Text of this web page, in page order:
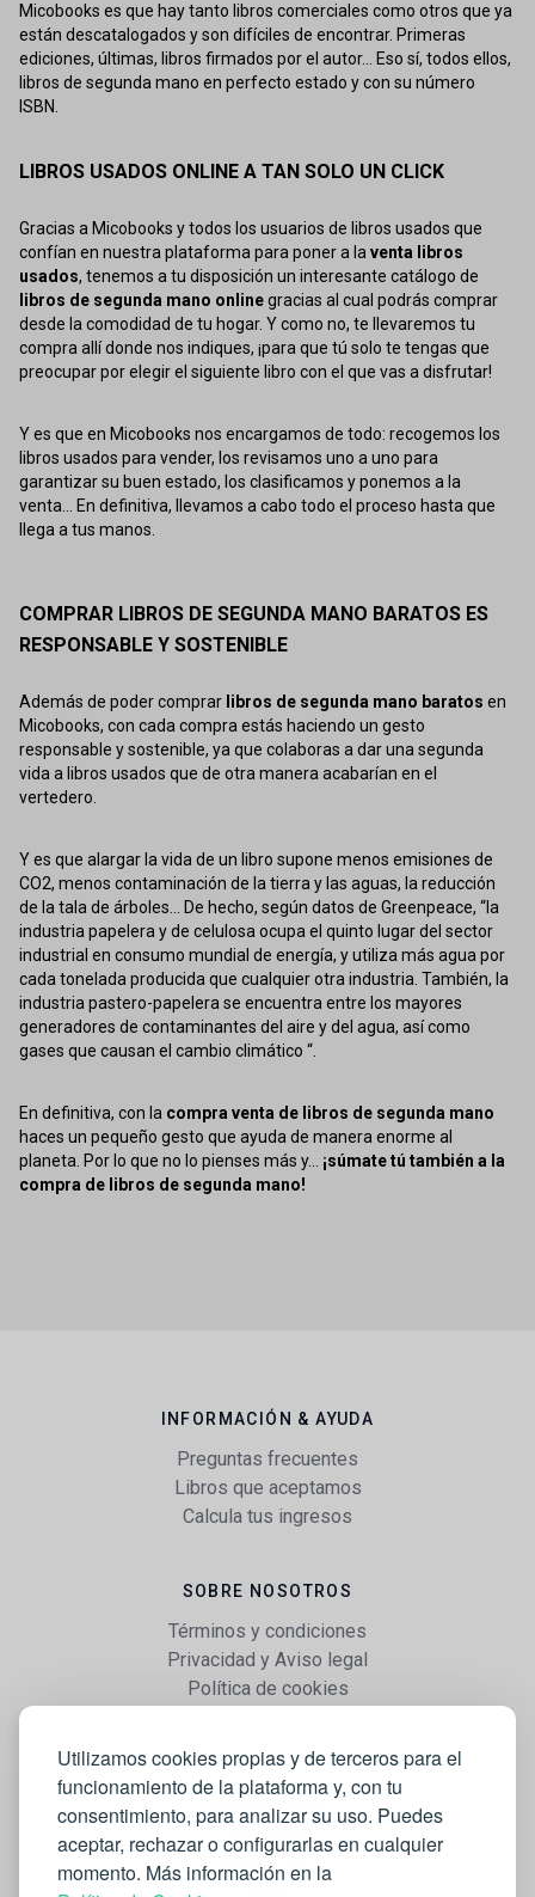
Utilizamos cookies propias y de terceros para el
funcionamiento de la plataforma y, con tu
consentimiento, para analizar su uso. Puedes
aceptar, rechazar o configurarlas en cualquier
momento. Más información en la
Micobooks es que hay tanto libros comerciales como otros que ya
están descatalogados y son difíciles de encontrar. Primeras
ediciones, últimas, libros firmados por el autor... Eso sí, todos ellos,
libros de segunda mano en perfecto estado y con su número
ISBN.
LIBROS USADOS ONLINE A TAN SOLO UN CLICK
Gracias a Micobooks y todos los usuarios de libros usados que
confían en nuestra plataforma para poner a laventa libros
usados, tenemos a tu disposición un interesante catálogo de
libros de segunda mano onlinegracias al cual podrás comprar
desde la comodidad de tu hogar. Y como no, te llevaremos tu
compra allí donde nos indiques, ¡para que tú solo te tengas que
preocupar por elegir el siguiente libro con el que vas a disfrutar!
Y es que en Micobooks nos encargamos de todo: recogemos los
libros usados para vender, los revisamos uno a uno para
garantizar su buen estado, los clasificamos y ponemos a la
venta... En definitiva, llevamos a cabo todo el proceso hasta que
llega a tus manos.
COMPRAR LIBROS DE SEGUNDA MANO BARATOS ES
RESPONSABLE Y SOSTENIBLE
Además de poder comprar libros de segunda mano baratos en
Micobooks, con cada compra estás haciendo un gesto
responsable y sostenible, ya que colaboras a dar una segunda
vida a libros usados que de otra manera acabarían en el
vertedero.
Y es que alargar la vida de un libro supone menos emisiones de
CO2, menos contaminación de la tierra y las aguas, la reducción
de la tala de árboles... De hecho, según datos de Greenpeace, “la
industria papelera y de celulosa ocupa el quinto lugar del sector
industrial en consumo mundial de energía, y utiliza más agua por
cada tonelada producida que cualquier otra industria. También, la
industria pastero-papelera se encuentra entre los mayores
generadores de contaminantes del aire y del agua, así como
gases que causan el cambio climático “.
En definitiva, con la compra venta de libros de segunda mano
haces un pequeño gesto que ayuda de manera enorme al
planeta. Por lo que no lo pienses más y... ¡súmate tú también a la
compra de libros de segunda mano!
INFORMACIÓN & AYUDA
Preguntas frecuentes
Libros que aceptamos
Calcula tus ingresos
SOBRE NOSOTROS
Términos y condiciones
Privacidad y Aviso legal
Política de cookies
WEB
Vender libros
Mi cuenta
Comprar libros